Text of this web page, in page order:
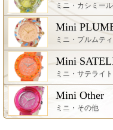
ミニ・カシミール
Mini
ミニ・プルムティ
Mini
ミニ・サテライト
Mini Other
ミニ・その他